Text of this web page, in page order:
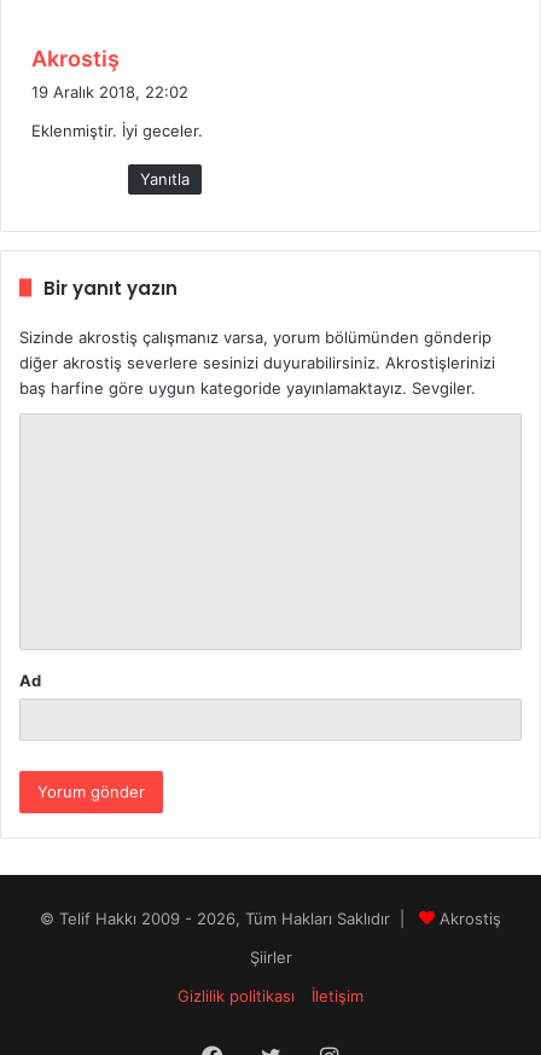
Akrostiş
19 Aralık 2018, 22:02
Eklenmiştir. İyi geceler.
Yanıtla
Bir yanıt yazın
Sizinde akrostiş çalışmanız varsa, yorum bölümünden gönderip
diğer akrostiş severlere sesinizi duyurabilirsiniz. Akrostişlerinizi
baş harfine göre uygun kategoride yayınlamaktayız. Sevgiler.
Ad
© Telif Hakkı 2009 - 2026, Tüm Hakları Saklıdır |
Akrostiş
Şiirler
Gizlilik politikası
İletişim